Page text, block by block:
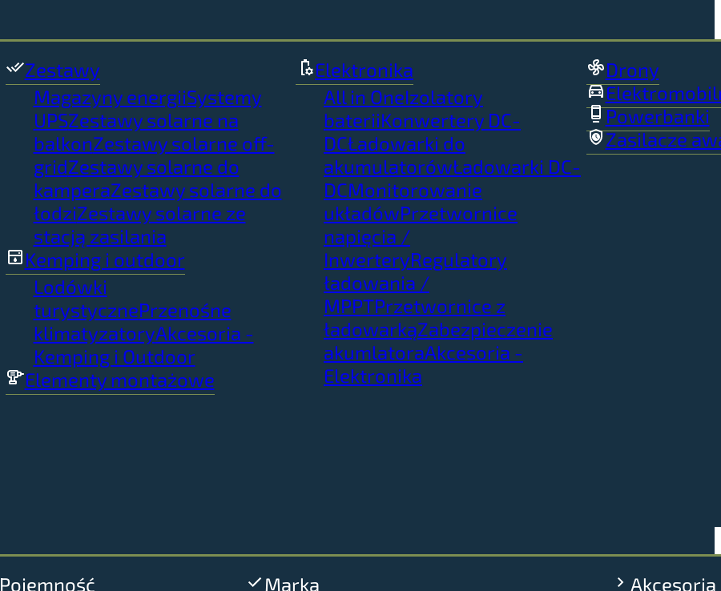
Zestawy
Magazyny energiiSystemy
UPSZestawy solarne na
balkonZestawy solarne off-
gridZestawy solarne do
kamperaZestawy solarne do
łodziZestawy solarne ze
stacją zasilania
Kemping i outdoor
Lodówki
turystycznePrzenośne
klimatyzatoryAkcesoria -
Kemping i Outdoor
Elementy montażowe
Elektronika
All in OneIzolatory
bateriiKonwertery DC-
DCŁadowarki do
akumulatorówŁadowarki DC-
DCMonitorowanie
układówPrzetwornice
napięcia /
InwerteryRegulatory
ładowania /
MPPTPrzetwornice z
ładowarkąZabezpieczenie
akumlatoraAkcesoria -
Elektronika
Drony
Powerbanki
Zasilacze
Pojemność Marka Akcesoria